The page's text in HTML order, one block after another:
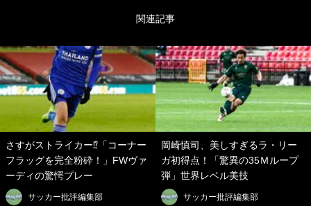
関連記事
さすがストライカー⁉「コーナー
フラッグを完全粉砕！」FWヴァ
ーディの驚愕プレー
サッカー批評編集部
岡崎慎司、美しすぎるラ・リー
ガ初得点！「驚異の35Ｍループ
弾」世界レベル美技
サッカー批評編集部